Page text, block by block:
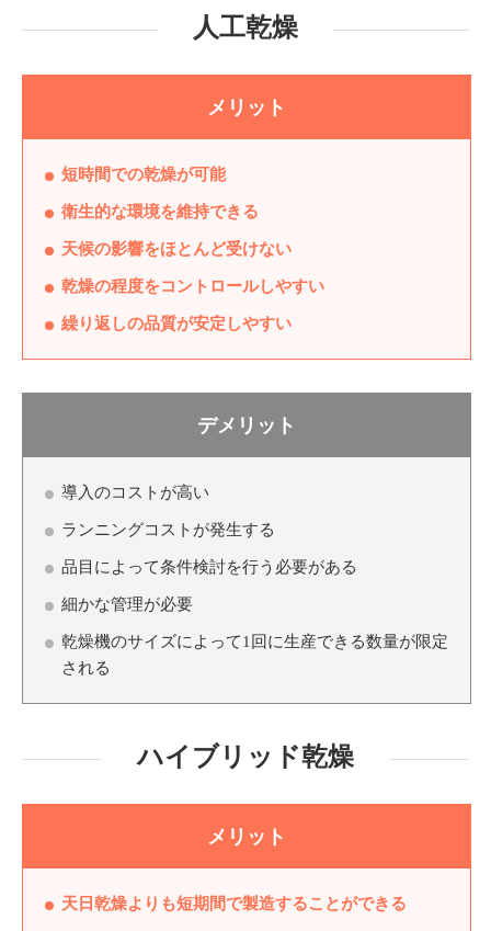
人工乾燥
メリット
短時間での乾燥が可能
衛生的な環境を維持できる
天候の影響をほとんど受けない
乾燥の程度をコントロールしやすい
繰り返しの品質が安定しやすい
デメリット
導入のコストが高い
ランニングコストが発生する
品目によって条件検討を行う必要がある
細かな管理が必要
乾燥機のサイズによって1回に生産できる数量が限定
される
ハイブリッド乾燥
メリット
天日乾燥よりも短期間で製造することができる